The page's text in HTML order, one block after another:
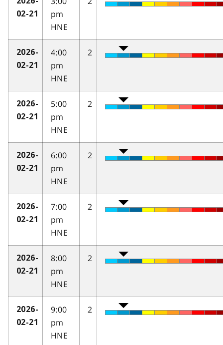
02-21
pm
HNE
2026-
02-21
4:00
pm
HNE
2
2026-
02-21
5:00
pm
HNE
2
2026-
02-21
6:00
pm
HNE
2
2026-
02-21
7:00
pm
HNE
2
2026-
02-21
8:00
pm
HNE
2
2026-
02-21
9:00
pm
HNE
2